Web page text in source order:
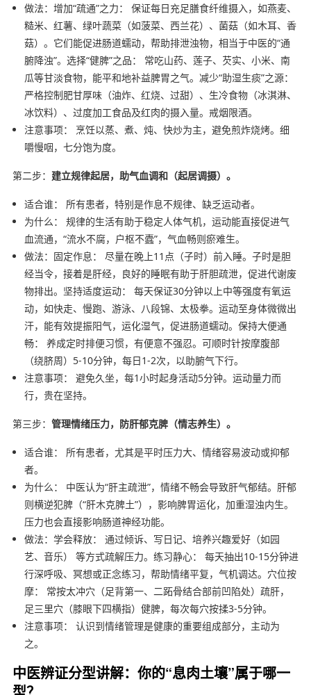
做法：增加“疏通”之力： 保证每日充足膳食纤维摄入，如燕麦、
糙米、红薯、绿叶蔬菜（如菠菜、西兰花）、菌菇（如木耳、香
菇）。它们能促进肠道蠕动，帮助排泄浊物，相当于中医的“通
腑降浊”。选择“健脾”之品： 常吃山药、莲子、芡实、小米、南
瓜等甘淡食物，能平和地补益脾胃之气。减少“助湿生痰”之源：
严格控制肥甘厚味（油炸、红烧、过甜）、生冷食物（冰淇淋、
冰饮料）、过度加工食品及红肉的摄入量。戒烟限酒。
注意事项： 烹饪以蒸、煮、炖、快炒为主，避免煎炸烧烤。细
嚼慢咽，七分饱为度。
第二步： 建立规律起居，助气血调和（起居调摄）。
适合谁： 所有患者，特别是作息不规律、缺乏运动者。
为什么： 规律的生活有助于稳定人体气机，运动能直接促进气
血流通，“流水不腐，户枢不蠹”，气血畅则瘀难生。
做法：固定作息： 尽量在晚上11点（子时）前入睡。子时是胆
经当令，接着是肝经，良好的睡眠有助于肝胆疏泄，促进代谢废
物排出。坚持适度运动： 每天保证30分钟以上中等强度有氧运
动，如快走、慢跑、游泳、八段锦、太极拳。运动至身体微微出
汗，能有效提振阳气，运化湿气，促进肠道蠕动。保持大便通
畅： 养成定时排便习惯，有便意不强忍。可顺时针按摩腹部
（绕脐周）5-10分钟，每日1-2次，以助腑气下行。
注意事项： 避免久坐，每1小时起身活动5分钟。运动量力而
行，贵在坚持。
第三步： 管理情绪压力，防肝郁克脾（情志养生）。
适合谁： 所有患者，尤其是平时压力大、情绪容易波动或抑郁
者。
为什么： 中医认为“肝主疏泄”，情绪不畅会导致肝气郁结。肝郁
则横逆犯脾（“肝木克脾土”），影响脾胃运化，加重湿浊内生。
压力也会直接影响肠道神经功能。
做法：学会释放： 通过倾诉、写日记、培养兴趣爱好（如园
艺、音乐） 等方式疏解压力。练习静心： 每天抽出10-15分钟进
行深呼吸、冥想或正念练习，帮助情绪平复，气机调达。穴位按
摩： 常按太冲穴（足背第一、二跖骨结合部前凹陷处）疏肝，
足三里穴（膝眼下四横指）健脾，每次每穴按揉3-5分钟。
注意事项： 认识到情绪管理是健康的重要组成部分，主动为
之。
中医辨证分型讲解：你的“息肉土壤”属于哪一